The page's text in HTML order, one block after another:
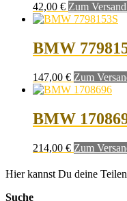
42,00 € Zum
BMW
147,00 € Zum
BMW
214,00 € Zum
Hier kannst Du deine
Suche